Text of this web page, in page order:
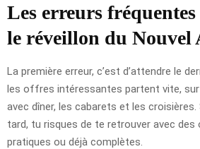
Les erreurs
le réveillon du Nouvel
La première erreur, c’est d’attendre le
les offres intéressantes partent vite,
avec dîner, les cabarets et les croisières.
tard, tu risques de te retrouver avec des
pratiques ou déjà complètes.